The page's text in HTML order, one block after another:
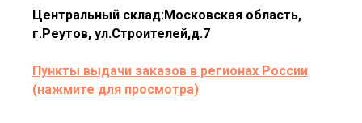
Центральный склад:Московская область,
г.Реутов, ул.Строителей,д.7
Пункты выдачи заказов в регионах России
(нажмите для просмотра)